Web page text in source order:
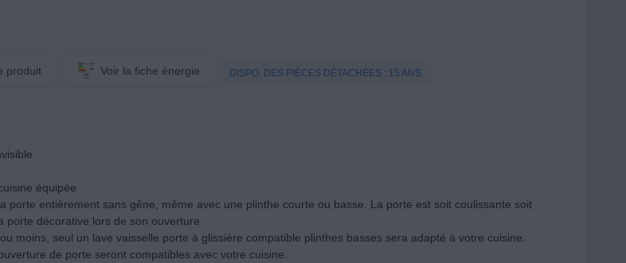
produit Voir la fiche énergie DISPO. DES PIÈCES DÉTACHÉES : 15 ANS
équipée
porte entièrement sans gêne, même avec une plinthe courte ou basse. La porte est soit coulissante soit
porte décorative lors de son ouverture
moins, seul un lave vaisselle porte à glissière compatible plinthes basses sera adapté à votre cuisine.
de porte seront compatibles avec votre cuisine.